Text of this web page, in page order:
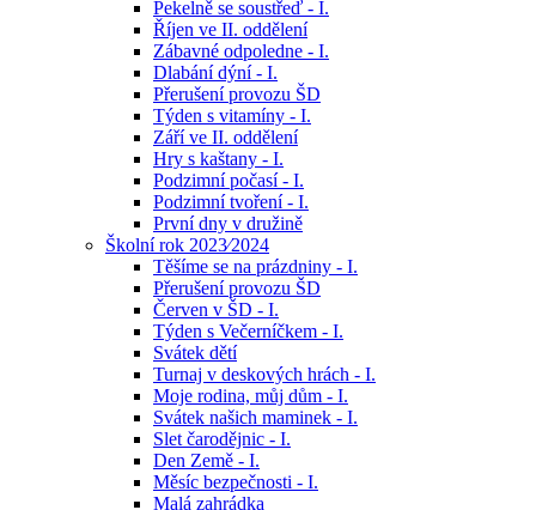
Pekelně se soustřeď - I.
Říjen ve II. oddělení
Zábavné odpoledne - I.
Dlabání dýní - I.
Přerušení provozu ŠD
Týden s vitamíny - I.
Září ve II. oddělení
Hry s kaštany - I.
Podzimní počasí - I.
Podzimní tvoření - I.
První dny v družině
Školní rok 2023⁄2024
Těšíme se na prázdniny - I.
Přerušení provozu ŠD
Červen v ŠD - I.
Týden s Večerníčkem - I.
Svátek dětí
Turnaj v deskových hrách - I.
Moje rodina, můj dům - I.
Svátek našich maminek - I.
Slet čarodějnic - I.
Den Země - I.
Měsíc bezpečnosti - I.
Malá zahrádka